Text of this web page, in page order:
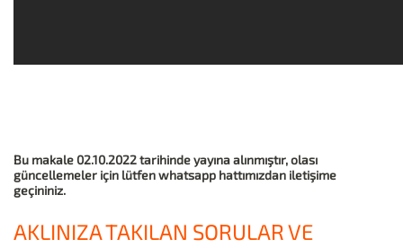
Bu makale 02.10.2022 tarihinde yayına alınmıştır, olası
güncellemeler için lütfen whatsapp hattımızdan iletişime
geçininiz.
AKLINIZA TAKILAN SORULAR VE